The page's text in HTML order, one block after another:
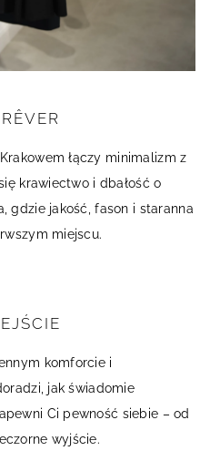
łączy minimalizm z
krawiectwo i dbałość o
gdzie jakość, fason i staranna
miejscu.
komforcie i
jak świadomie
Ci pewność siebie – od
wyjście.